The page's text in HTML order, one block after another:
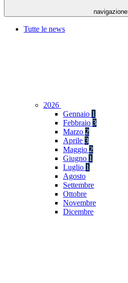
navigazione
Tutte le news
2026
Gennaio 1
Febbraio 3
Marzo 2
Aprile 3
Maggio 2
Giugno 1
Luglio 1
Agosto
Settembre
Ottobre
Novembre
Dicembre